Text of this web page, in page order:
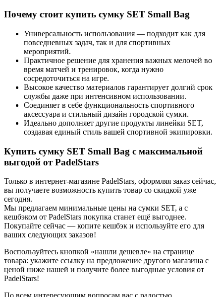
Почему стоит купить сумку SET Small Bag
Универсальность использования — подходит как для
повседневных задач, так и для спортивных
мероприятий.
Практичное решение для хранения важных мелочей во
время матчей и тренировок, когда нужно
сосредоточиться на игре.
Высокое качество материалов гарантирует долгий срок
службы даже при интенсивном использовании.
Соединяет в себе функциональность спортивного
аксессуара и стильный дизайн городской сумки.
Идеально дополняет другие продукты линейки SET,
создавая единый стиль вашей спортивной экипировки.
Купить сумку SET Small Bag с максимальной
выгодой от PadelStars
Только в интернет-магазине PadelStars, оформляя заказ сейчас,
вы получаете возможность купить товар со скидкой уже
сегодня.
Мы предлагаем минимальные цены на сумки SET, а с
кешбэком от PadelStars покупка станет ещё выгоднее.
Покупайте сейчас — копите кешбэк и используйте его для
ваших следующих заказов!
Воспользуйтесь кнопкой «нашли дешевле» на странице
товара: укажите ссылку на предложение другого магазина с
ценой ниже нашей и получите более выгодные условия от
PadelStars!